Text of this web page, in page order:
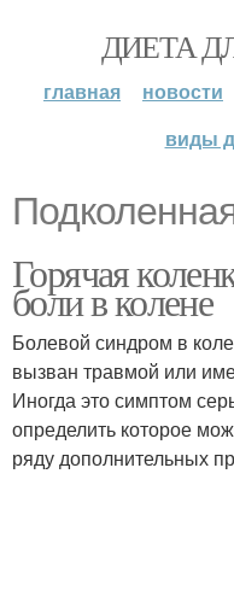
ДИЕТА
главная новости
виды
Горячая
боли в колене
Болевой синдром в
вызван травмой или
Иногда это симптом
определить которое
ряду дополнительных